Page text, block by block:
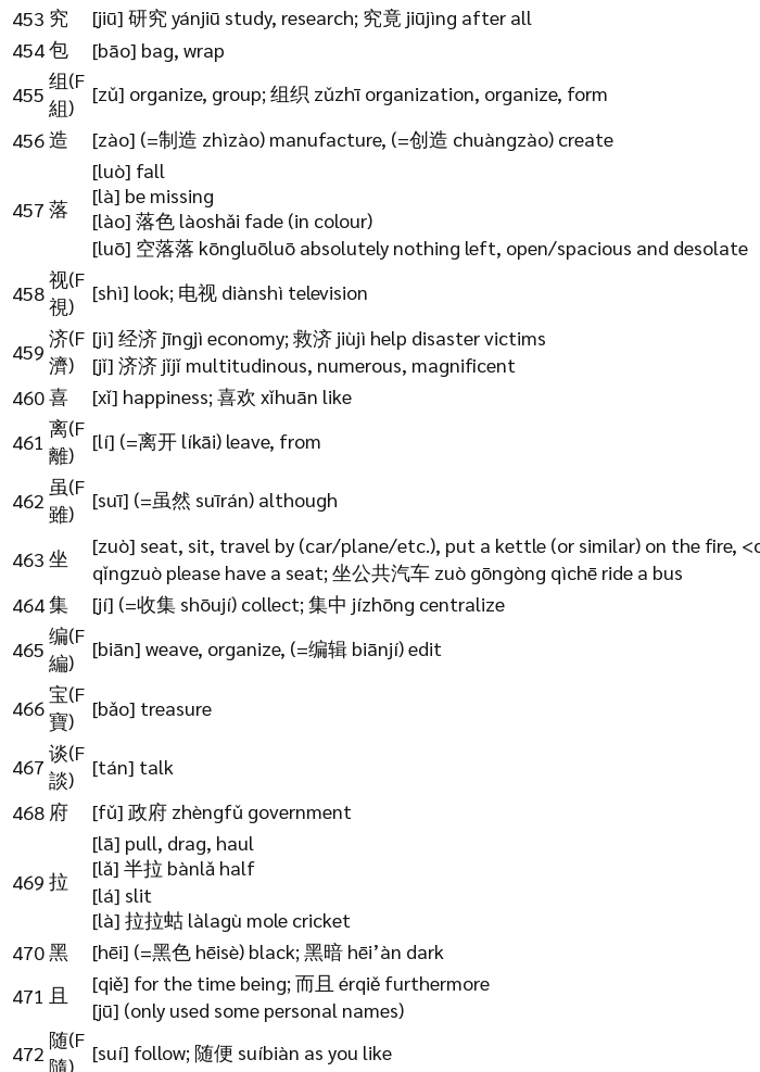
453 究
[jiū] 研究 yánjiū study, research; 究竟 jiūjìng after all
454包
[bāo] bag, wrap
455
组(F
組)
[zǔ] organize, group; 组织 zǔzhī organization, organize, form
456造 [zào] (=制造 zhìzào) manufacture, (=创造 chuàngzào) create
457 落
[luò] fall
[là] be missing
[lào] 落色 làoshǎi fade (in colour)
[luō] 空落落 kōngluōluō absolutely nothing left, open/spacious and desolate
458
视(F
視)
[shì] look; 电视 diànshì television
459
济(F
濟)
[jì] 经济 jīngjì economy; 救济 jiùjì help disaster victims
[jǐ] 济济 jǐjǐ multitudinous, numerous, magnificent
460喜
[xǐ] happiness; 喜欢 xǐhuān like
461
离(F
離)
[lí] (=离开 líkāi) leave, from
462
虽(F
雖)
[suī] (=虽然 suīrán) although
463 坐
[zuò] seat, sit, travel by (car/plane/etc.), put a kettle (or similar) on the fire,
qǐngzuò please have a seat; 坐公共汽车 zuò gōngòng qìchē ride a bus
464集
[jí] (=收集 shōují) collect; 集中 jízhōng centralize
465
编(F
編)
[biān] weave, organize, (=编辑 biānjí) edit
466
宝(F
寶)
[bǎo] treasure
467
谈(F
談)
[tán] talk
468 府 [fǔ] 政府 zhèngfǔ government
469 拉
[lā] pull, drag, haul
[lǎ] 半拉 bànlǎ half
[lá] slit
[là] 拉拉蛄 làlagù mole cricket
470黑
[hēi] (=黑色 hēisè) black; 黑暗 hēi’àn dark
471 且
[qiě] for the time being; 而且 érqiě furthermore
[jū] (only used some personal names)
472
随(F
隨)
[suí] follow; 随便 suíbiàn as you like